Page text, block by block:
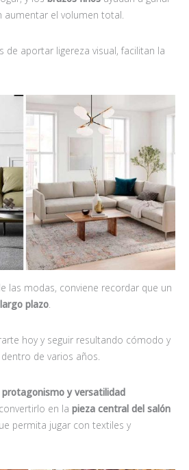
aumentar el volumen total.
de aportar ligereza visual, facilitan la
las modas, conviene recordar que un
plazo.
hoy y seguir resultando cómodo y
de varios años.
y versatilidad
en la pieza central del salón
permita jugar con textiles y